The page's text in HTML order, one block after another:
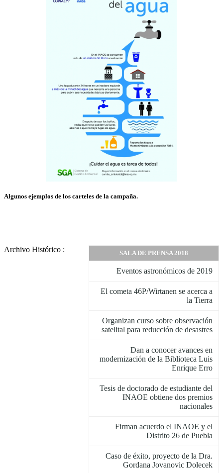
Algunos ejemplos de los carteles de la campaña.
SALA DE PRENSA 2018
Eventos astronómicos de 2019
El cometa 46P/Wirtanen se acerca a
la Tierra
Organizan curso sobre observación
satelital para reducción de desastres
Dan a conocer avances en
modernización de la Biblioteca Luis
Enrique Erro
Tesis de doctorado de estudiante del
INAOE obtiene dos premios
nacionales
Firman acuerdo el INAOE y el
Distrito 26 de Puebla
Caso de éxito, proyecto de la Dra.
Gordana Jovanovic Dolecek
Archivo Histórico :